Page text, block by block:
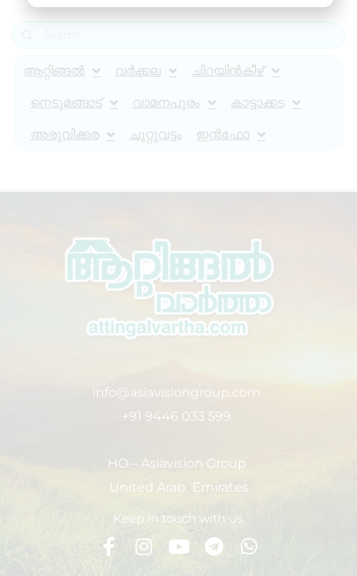
ആറ്റിങ്ങൽ വർക്കല ചിറയിൻകീഴ്
നെടുമങ്ങാട് വാമനപുരം കാട്ടാക്കട
അരുവിക്കര ചുറ്റുവട്ടം ഇൻഫോ
info@asiavisiongroup.com
+91 9446 033 599
HO – Asiavision Group
United Arab Emirates
Keep in touch with us.